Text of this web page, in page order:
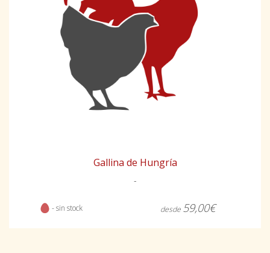
Gallina de Hungría
-
- sin stock desde 59,00€